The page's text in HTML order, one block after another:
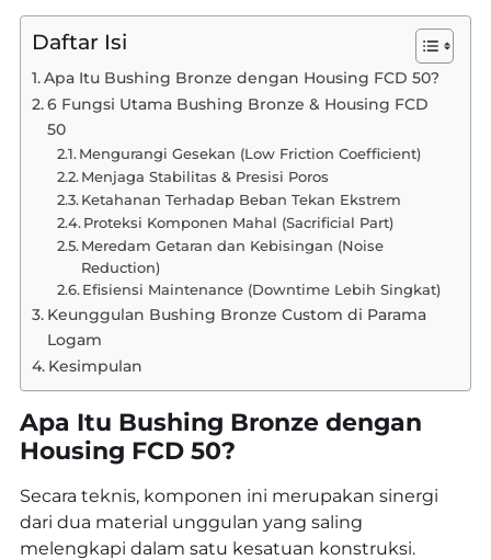
Daftar Isi
Apa Itu Bushing Bronze dengan Housing FCD 50?
6 Fungsi Utama Bushing Bronze & Housing FCD
50
Mengurangi Gesekan (Low Friction Coefficient)
Menjaga Stabilitas & Presisi Poros
Ketahanan Terhadap Beban Tekan Ekstrem
Proteksi Komponen Mahal (Sacrificial Part)
Meredam Getaran dan Kebisingan (Noise
Reduction)
Efisiensi Maintenance (Downtime Lebih Singkat)
Keunggulan Bushing Bronze Custom di Parama
Logam
Kesimpulan
Apa Itu Bushing Bronze dengan
Housing FCD 50?
Secara teknis, komponen ini merupakan sinergi
dari dua material unggulan yang saling
melengkapi dalam satu kesatuan konstruksi.